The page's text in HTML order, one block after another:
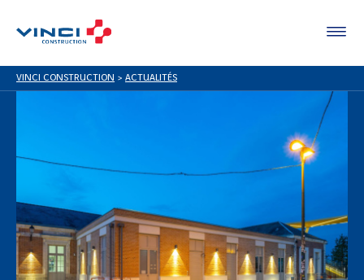
VINCI CONSTRUCTION > ACTUALITÉS